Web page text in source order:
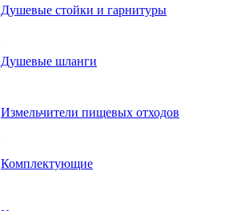
Душевые стойки и гарнитуры
Душевые шланги
Измельчители пищевых отходов
Комплектующие